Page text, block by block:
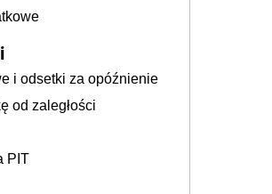
i odsetki za opóźnienie
od zaległości
PIT